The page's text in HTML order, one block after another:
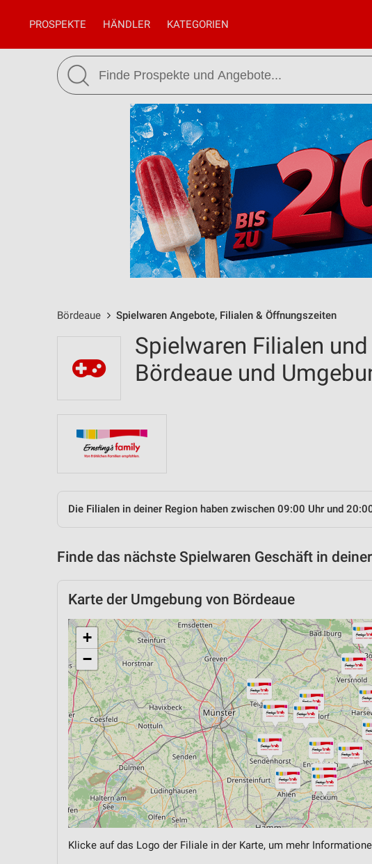
PROSPEKTE HÄNDLER KATEGORIEN
Bördeaue Spielwaren Angebote, Filialen & Öffnungszeiten
Spielwaren Filialen
Bördeaue und
Die Filialen in deiner Region haben zwischen 09:00 Uhr und
Finde das nächste Spielwaren Geschäft in
Karte der Umgebung von Bördeaue
+
−
Klicke auf das Logo der Filiale in der Karte, um mehr